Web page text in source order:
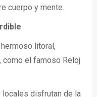
cuerpo y mente.
litoral,
como el famoso Reloj
disfrutan de la